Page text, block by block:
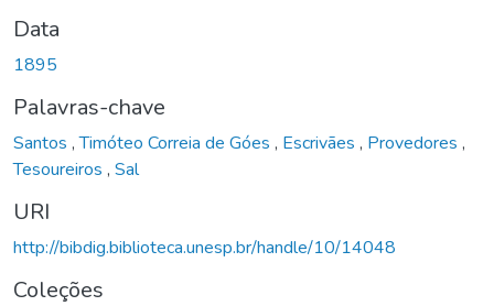
Data
1895
Palavras-chave
Santos ,Timóteo Correia de Góes , Escrivães , Provedores ,
Tesoureiros , Sal
URI
http://bibdig.biblioteca.unesp.br/handle/10/14048
Coleções